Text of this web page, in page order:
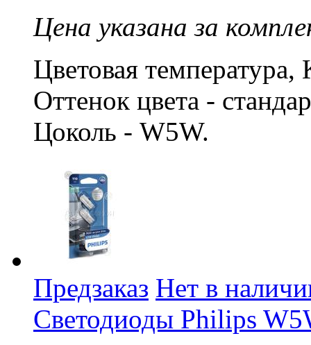
Цена указана за
Цветовая
Оттенок цвета -
Цоколь - W5W.
Предзаказ Нет в
Светодиоды Philips